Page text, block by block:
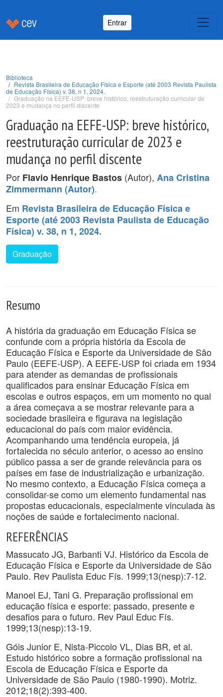
Entrar
Biblioteca
Revista Brasileira de Educação Física e Esporte (até 2003 Revista Paulista
de Educação Física) v. 38, n 1, 2024.
Graduação na EEFE-USP: breve histórico, reestruturação curricular de
2023 e mudança no perfil discente
Graduação na EEFE-USP: breve histórico,
reestruturação curricular de 2023 e
mudança no perfil discente
Por Flavio Henrique Bastos (Autor), Ana Cristina
Zimmermann (Autor).
Em Revista Brasileira de Educação Física e
Esporte (até 2003 Revista Paulista de Educação
Física) v. 38, n 1, 2024.
Graduação
Resumo
A história da graduação em Educação Física se
confunde com a própria história da Escola de
Educação Física e Esporte da Universidade de São
Paulo (EEFE-USP). A EEFE-USP foi criada em 1934
para atender as demandas de profissionais
qualificados para ensinar Educação Física em
escolas e outros espaços, em um momento no qual
a área começava a se mostrar relevante para a
sociedade brasileira e figurava na legislação
educacional do país com maior evidência.
Acompanhando uma tendência europeia, já
fortalecida no século anterior, o acesso ao ensino
público passa a ser de grande relevância para os
países em fase de industrialização e urbanização.
No mesmo contexto, a Educação Física começa a
consolidar-se como um elemento fundamental nas
propostas educacionais, especialmente vinculada às
noções de saúde e fortalecimento nacional.
REFERÊNCIAS
Massucato JG, Barbanti VJ. Histórico da Escola de
Educação Física e Esporte da Universidade de São
Paulo. Rev Paulista Educ Fís. 1999;13(nesp):7-12.
Manoel EJ, Tani G. Preparação profissional em
educação física e esporte: passado, presente e
desafios para o futuro. Rev Paul Educ Fís.
1999;13(nesp):13-19.
Góis Junior E, Nista-Piccolo VL, Dias BR, et al.
Estudo histórico sobre a formação profissional na
Escola de Educação Física e Esporte da
Universidade de São Paulo (1980-1990). Motriz.
2012;18(2):393-400.